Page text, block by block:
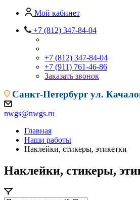
Мой кабинет
+7 (812) 347-84-04
+7 (812) 347-84-04
+7 (911) 761-46-86
Заказать звонок
Санкт-Петербургул.
nwgs@nwgs.ru
Главная
Наши работы
Наклейки, стикеры, этикетки
Наклейки, стикеры,